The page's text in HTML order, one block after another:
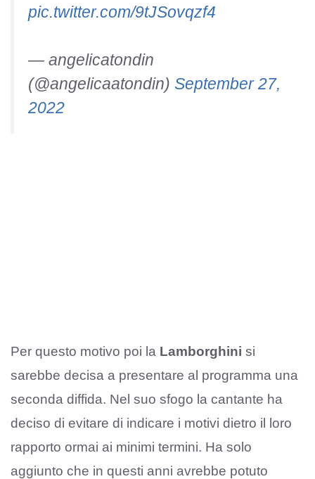
pic.twitter.com/9tJSovqzf4
— angelicatondin
(@angelicaatondin) September 27,
2022
Per questo motivo poi la Lamborghini si
sarebbe decisa a presentare al programma una
seconda diffida. Nel suo sfogo la cantante ha
deciso di evitare di indicare i motivi dietro il loro
rapporto ormai ai minimi termini. Ha solo
aggiunto che in questi anni avrebbe potuto